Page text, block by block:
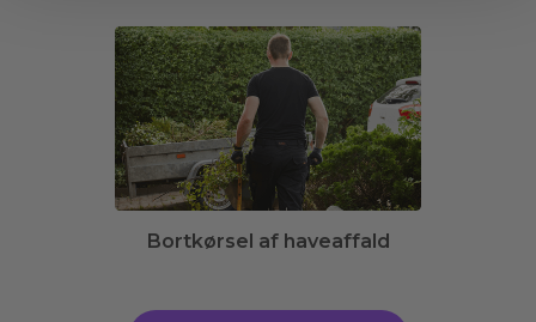
Bortkørsel af haveaffald